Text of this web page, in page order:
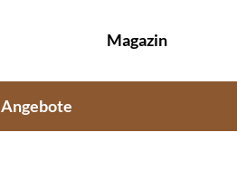
Magazin
Angebote